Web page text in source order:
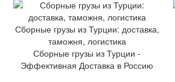
Сборные грузы из Турции: доставка,
таможня, логистика
Сборные грузы из Турции -
Эффективная Доставка в Россию